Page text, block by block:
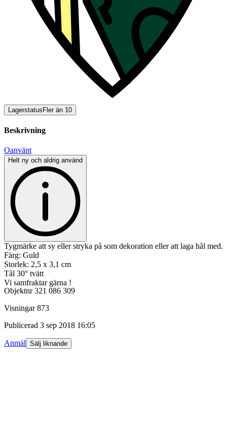
Lagerstatus Fler än 10
Beskrivning
Oanvänt
Helt ny och aldrig använd
Tygmärke att sy eller stryka på som dekoration eller att laga hål med.
Färg: Guld
Storlek: 2,5 x 3,1 cm
Tål 30° tvätt
Vi samfraktar gärna !
Objektnr 321 086 309
Visningar 873
Publicerad 3 sep 2018 16:05
Anmäl Sälj liknande